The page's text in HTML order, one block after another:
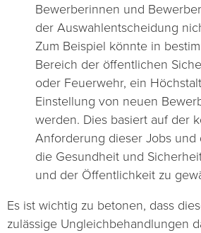
Bewerberinnen und
der Auswahlentscheidung
Zum Beispiel könnte in
Bereich der öffentlichen
oder Feuerwehr, ein
Einstellung von neuen
werden. Dies basiert auf der
Anforderung dieser Jobs
die Gesundheit und
und der Öffentlichkeit zu
Es ist wichtig zu betonen, dass
zulässige Ungleichbehandlungen